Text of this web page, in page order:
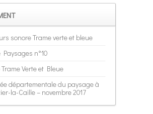
sonore Trame verte et bleue
Paysages n°10
Verte et Bleue
départementale du paysage à
la-Caille – novembre 2017